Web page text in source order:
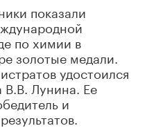
показали
по химии в
золотые медали.
удостоился
Лунина. Ее
и